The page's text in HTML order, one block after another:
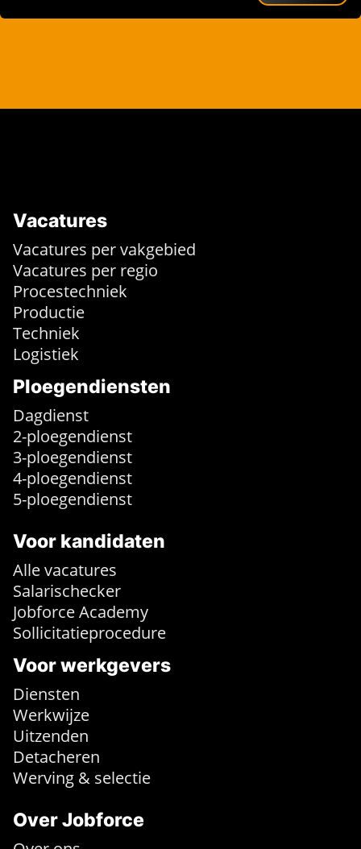
Vacatures
Vacatures per vakgebied
Vacatures per regio
Procestechniek
Productie
Techniek
Logistiek
Ploegendiensten
Dagdienst
2-ploegendienst
3-ploegendienst
4-ploegendienst
5-ploegendienst
Voor kandidaten
Alle vacatures
Salarischecker
Jobforce Academy
Sollicitatieprocedure
Voor werkgevers
Diensten
Werkwijze
Uitzenden
Detacheren
Werving & selectie
Over Jobforce